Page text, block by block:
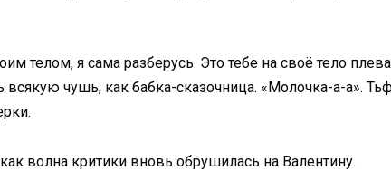
телом, я сама разберусь. Это тебе на своё тело
всякую чушь, как бабка-сказочница. «Молочка-а-а».
волна критики вновь обрушилась на Валентину.